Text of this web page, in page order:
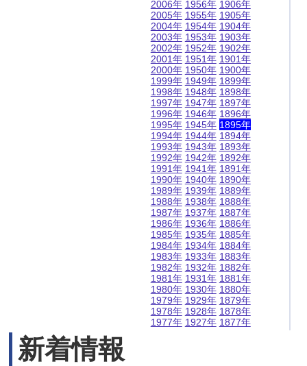
2006年
2005年
2004年
2003年
2002年
2001年
2000年
1999年
1998年
1997年
1996年
1995年
1994年
1993年
1992年
1991年
1990年
1989年
1988年
1987年
1986年
1985年
1984年
1983年
1982年
1981年
1980年
1979年
1978年
1977年
1956年
1955年
1954年
1953年
1952年
1951年
1950年
1949年
1948年
1947年
1946年
1945年
1944年
1943年
1942年
1941年
1940年
1939年
1938年
1937年
1936年
1935年
1934年
1933年
1932年
1931年
1930年
1929年
1928年
1927年
1906年
1905年
1904年
1903年
1902年
1901年
1900年
1899年
1898年
1897年
1896年
1895年
1894年
1893年
1892年
1891年
1890年
1889年
1888年
1887年
1886年
1885年
1884年
1883年
1882年
1881年
1880年
1879年
1878年
1877年
新着情報